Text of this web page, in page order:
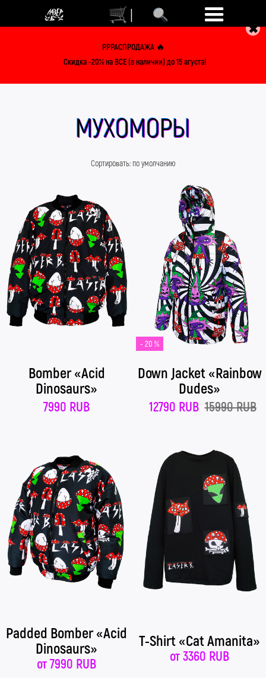
|
РРРАСПРОДАЖА 🔥
Скидка -20% на ВСЕ (в наличии) до 15 агуста!
✖
МУХОМОРЫ
Сортировать: по умолчанию
Bomber «Acid
Dinosaurs»
7990 RUB
- 20 %
Down Jacket «Rainbow
Dudes»
12790 RUB 15990 RUB
Padded Bomber «Acid
Dinosaurs»
от7990 RUB
T-Shirt «Cat Amanita»
от3360 RUB